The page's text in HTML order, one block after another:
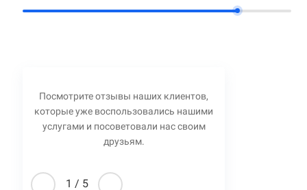
Посмотрите отзывы наших клиентов,
которые уже воспользовались нашими
услугами и посоветовали нас своим
друзьям.
1 / 5